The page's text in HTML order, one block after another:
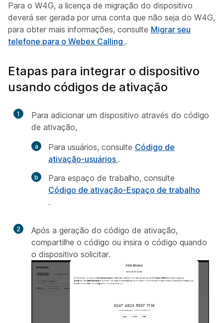
Para o W4G, a licença de migração do dispositivo
deverá ser gerada por uma conta que não seja do W4G,
para obter mais informações, consulte Migrar seu
telefone para o Webex Calling .
Etapas para integrar o dispositivo
usando códigos de ativação
1
Para adicionar um dispositivo através do código
de ativação,
Para usuários, consulte Código de
ativação-usuários .
Para espaço de trabalho, consulte
Código de ativação-Espaço de trabalho
.
2
Após a geração do código de ativação,
compartilhe o código ou insira o código quando
o dispositivo solicitar.